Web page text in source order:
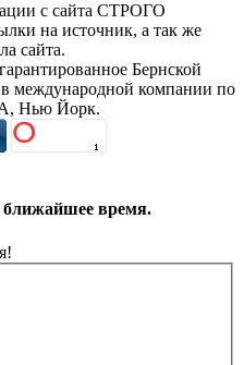
с сайта СТРОГО
на источник, а так же
сайта.
гарантированное Бернской
в международной компании по
Нью Йорк.
время.